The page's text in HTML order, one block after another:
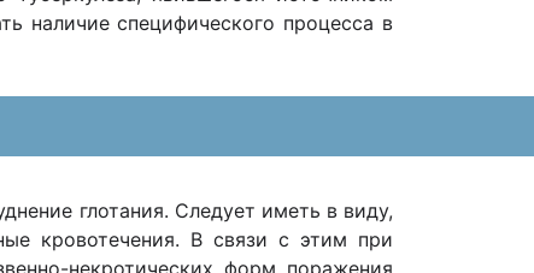
наличие специфического процесса в
глотания. Следует иметь в виду,
кровотечения. В связи с этим при
некротических форм поражения